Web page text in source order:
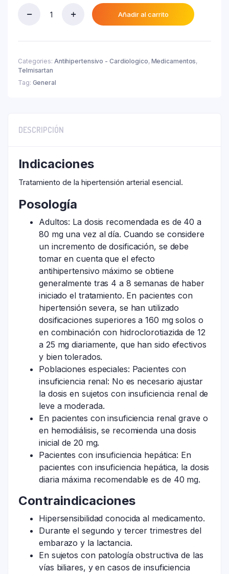
₲ 112.300.
es:
₲ 92.100.
X
40
quantity
Añadir al carrito
Categories: Antihipertensivo - Cardiologico, Medicamentos,
Telmisartan
Tag: General
DESCRIPCIÓN
Indicaciones
Tratamiento de la hipertensión arterial esencial.
Posología
Adultos: La dosis recomendada es de 40 a
80 mg una vez al día. Cuando se considere
un incremento de dosificación, se debe
tomar en cuenta que el efecto
antihipertensivo máximo se obtiene
generalmente tras 4 a 8 semanas de haber
iniciado el tratamiento. En pacientes con
hipertensión severa, se han utilizado
dosificaciones superiores a 160 mg solos o
en combinación con hidroclorotiazida de 12
a 25 mg diariamente, que han sido efectivos
y bien tolerados.
Poblaciones especiales: Pacientes con
insuficiencia renal: No es necesario ajustar
la dosis en sujetos con insuficiencia renal de
leve a moderada.
En pacientes con insuficiencia renal grave o
en hemodiálisis, se recomienda una dosis
inicial de 20 mg.
Pacientes con insuficiencia hepática: En
pacientes con insuficiencia hepática, la dosis
diaria máxima recomendable es de 40 mg.
Contraindicaciones
Hipersensibilidad conocida al medicamento.
Durante el segundo y tercer trimestres del
embarazo y la lactancia.
En sujetos con patología obstructiva de las
vías biliares, y en casos de insuficiencia